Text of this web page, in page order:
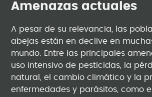
Amenazas actuales
A pesar de su relevancia, las
abejas están en declive en
mundo. Entre las principales
uso intensivo de pesticidas, la
natural, el cambio climático y la
enfermedades y parásitos, como